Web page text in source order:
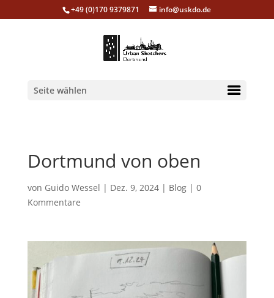
+49 (0)170 9379871 info@uskdo.de
Seite wählen
Dortmund von oben
von Guido Wessel | Dez. 9, 2024| Blog| 0
Kommentare